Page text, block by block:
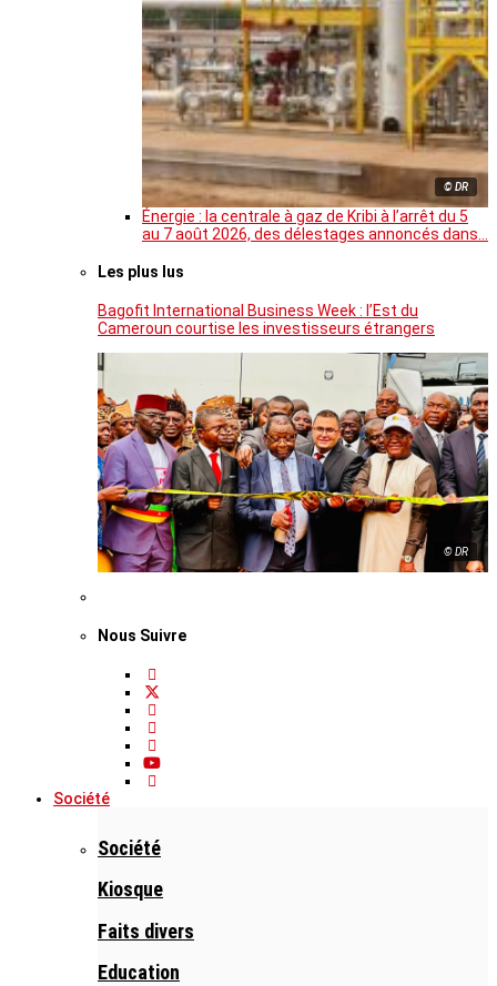
© DR
Énergie : la centrale à gaz de Kribi à l’arrêt du 5
au 7 août 2026, des délestages annoncés dans…
Les plus lus
Bagofit International Business Week : l’Est du
Cameroun courtise les investisseurs étrangers
© DR
Nous Suivre
Société
Société
Kiosque
Faits divers
Education